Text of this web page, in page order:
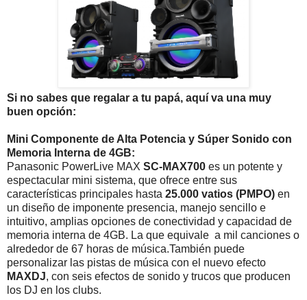
Si no sabes que regalar a tu papá, aquí va una muy
buen opción:
Mini Componente de Alta Potencia y Súper Sonido con
Memoria Interna de 4GB:
Panasonic PowerLive MAX SC-MAX700 es un potente y
espectacular mini sistema, que ofrece entre sus
características principales hasta 25.000 vatios (PMPO) en
un diseño de imponente presencia, manejo sencillo e
intuitivo, amplias opciones de conectividad y capacidad de
memoria interna de 4GB. La que equivale a mil canciones o
alrededor de 67 horas de música. También puede
personalizar las pistas de música con el nuevo efecto
MAXDJ, con seis efectos de sonido y trucos que producen
los DJ en los clubs.